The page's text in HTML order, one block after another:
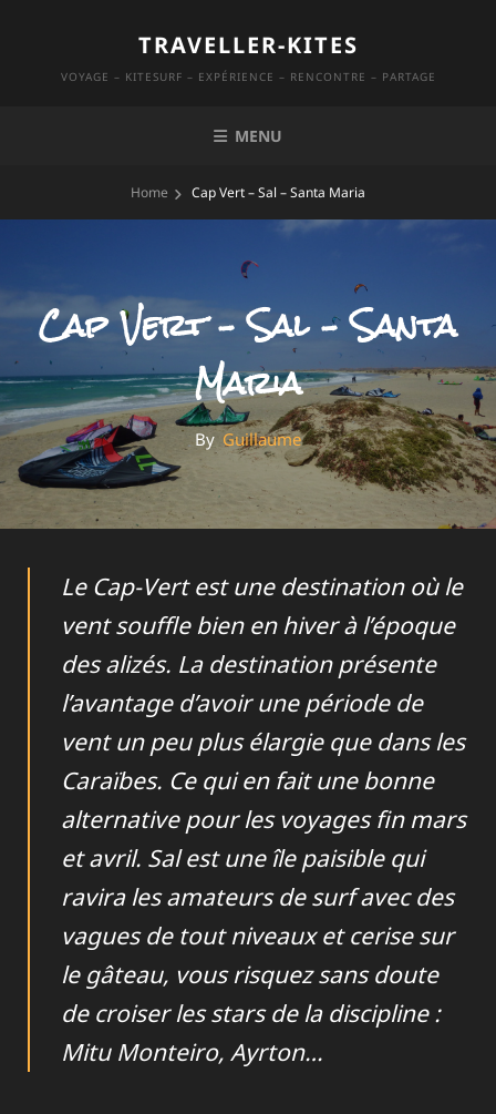
content
TRAVELLER-KITES
VOYAGE – KITESURF – EXPÉRIENCE – RENCONTRE – PARTAGE
MENU
Home Cap Vert – Sal – Santa Maria
Cap Vert – Sal – Santa
Maria
By
By Guillaume
Le Cap-Vert est une destination où le
vent souffle bien en hiver à l’époque
des alizés. La destination présente
l’avantage d’avoir une période de
vent un peu plus élargie que dans les
Caraïbes. Ce qui en fait une bonne
alternative pour les voyages fin mars
et avril. Sal est une île paisible qui
ravira les amateurs de surf avec des
vagues de tout niveaux et cerise sur
le gâteau, vous risquez sans doute
de croiser les stars de la discipline :
Mitu Monteiro, Ayrton…